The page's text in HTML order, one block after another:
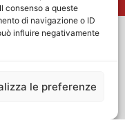
consenso a queste
di navigazione o ID
influire negativamente
le preferenze